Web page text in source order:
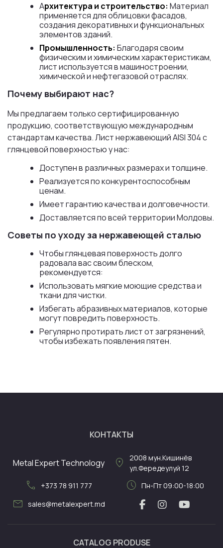
Архитектура и строительство: Материал
применяется для облицовки фасадов,
создания декоративных и функциональных
элементов зданий.
Промышленность: Благодаря своим
физическим и химическим характеристикам,
лист используется в машиностроении,
химической и нефтегазовой отраслях.
Почему выбирают нас?
Мы предлагаем только сертифицированную
продукцию, соответствующую международным
стандартам качества. Лист нержавеющий AISI 304 с
глянцевой поверхностью у нас:
Доступен в различных размерах и толщине.
Реализуется по конкурентоспособным
ценам.
Имеет гарантию качества и долговечности.
Доставляется по всей территории Молдовы.
Советы по уходу за нержавеющей сталью
Чтобы глянцевая поверхность долго
радовала вас своим блеском,
рекомендуется:
Использовать мягкие моющие средства и
ткани для чистки.
Избегать абразивных материалов, которые
могут повредить поверхность.
Регулярно протирать лист от загрязнений,
чтобы избежать появления пятен.
КОНТАКТЫ
Metal Expert Technology location_on 2008 мун.Кишинёв
ул.Фередеулуй 12
call +373 78 911 777 schedule Пн-Пт 09:00-18:00
mail sales@metalexpert.md
CATALOG PRODUSE